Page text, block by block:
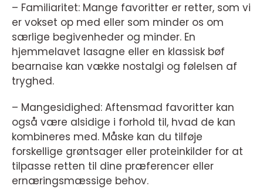
– Familiaritet: Mange favoritter er retter, som vi
er vokset op med eller som minder os om
særlige begivenheder og minder. En
hjemmelavet lasagne eller en klassisk bøf
bearnaise kan vække nostalgi og følelsen af
tryghed.
– Mangesidighed: Aftensmad favoritter kan
også være alsidige i forhold til, hvad de kan
kombineres med. Måske kan du tilføje
forskellige grøntsager eller proteinkilder for at
tilpasse retten til dine præferencer eller
ernæringsmæssige behov.